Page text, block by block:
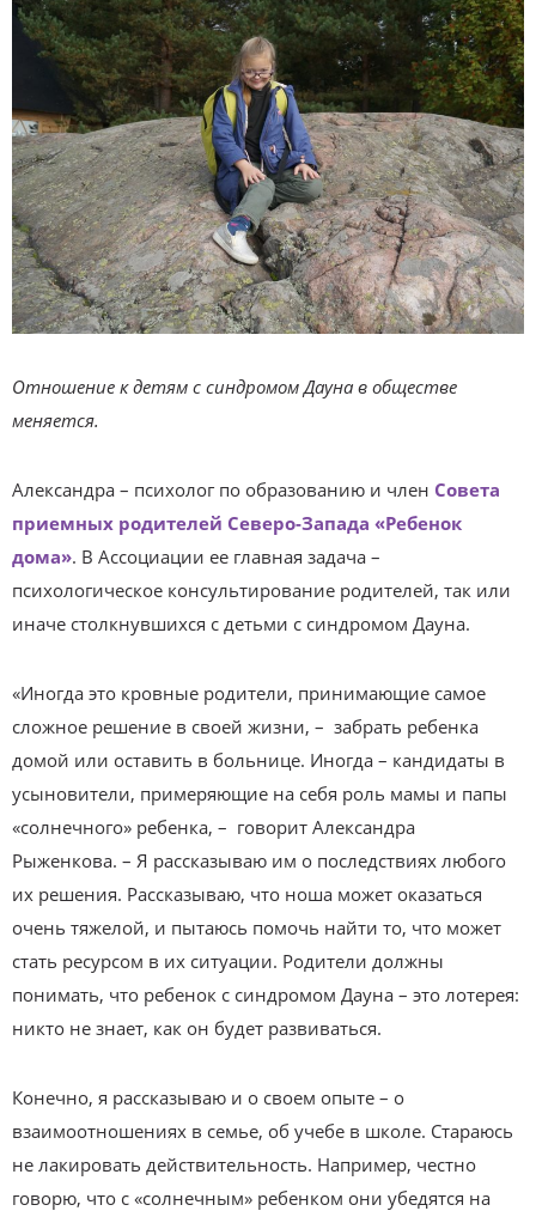
Отношение к детям с синдромом Дауна в обществе
меняется.
Александра – психолог по образованию и член Совета
приемных родителей Северо-Запада «Ребенок
дома». В Ассоциации ее главная задача –
психологическое консультирование родителей, так или
иначе столкнувшихся с детьми с синдромом Дауна.
«Иногда это кровные родители, принимающие самое
сложное решение в своей жизни, – забрать ребенка
домой или оставить в больнице. Иногда – кандидаты в
усыновители, примеряющие на себя роль мамы и папы
«солнечного» ребенка, – говорит Александра
Рыженкова. – Я рассказываю им о последствиях любого
их решения. Рассказываю, что ноша может оказаться
очень тяжелой, и пытаюсь помочь найти то, что может
стать ресурсом в их ситуации. Родители должны
понимать, что ребенок с синдромом Дауна – это лотерея:
никто не знает, как он будет развиваться.
Конечно, я рассказываю и о своем опыте – о
взаимоотношениях в семье, об учебе в школе. Стараюсь
не лакировать действительность. Например, честно
говорю, что с «солнечным» ребенком они убедятся на